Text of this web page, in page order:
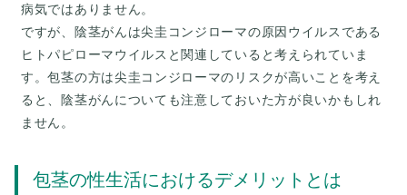
病気ではありません。
ですが、陰茎がんは尖圭コンジローマの原因ウイルスである
ヒトパピローマウイルスと関連していると考えられていま
す。包茎の方は尖圭コンジローマのリスクが高いことを考え
ると、陰茎がんについても注意しておいた方が良いかもしれ
包茎の性生活におけるデメリットとは